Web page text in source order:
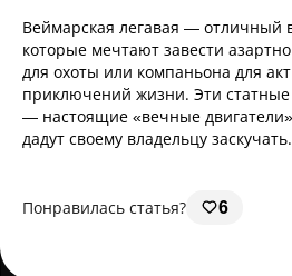
Веймарская легавая — отличный
которые мечтают завести
для охоты или компаньона для
приключений жизни. Эти
— настоящие «вечные
дадут своему владельцу заскучать.
Понравилась статья? 6